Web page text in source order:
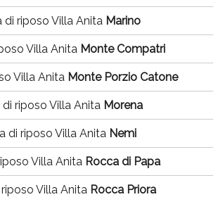
di riposo Villa Anita Marino
Villa Anita Monte Compatri
Villa Anita Monte Porzio Catone
di riposo Villa Anita Morena
di riposo Villa Anita Nemi
Villa Anita Rocca di Papa
Villa Anita Rocca Priora